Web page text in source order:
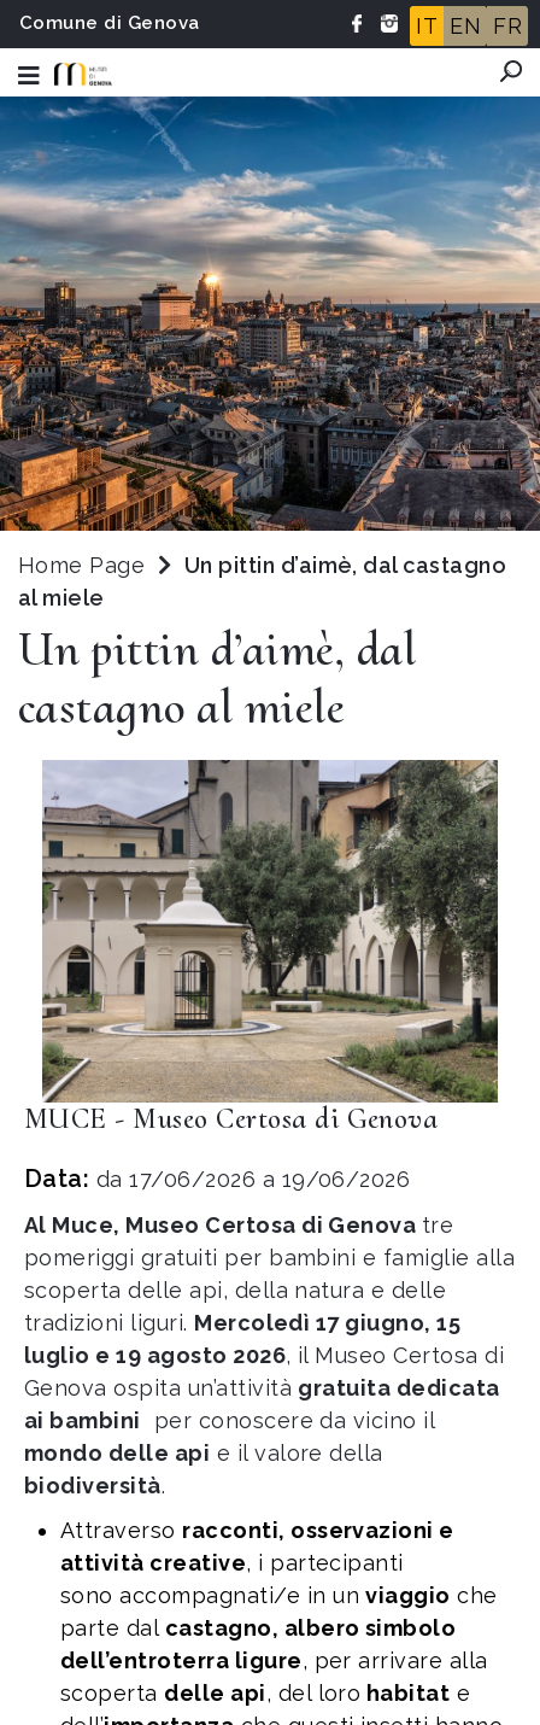
Comune di Genova IT EN FR
Home Page
Un pittin d’aimè, dal castagno
al miele
Un pittin d’aimè, dal
castagno al miele
MUCE - Museo Certosa di Genova
Data: da 17/06/2026 a 19/06/2026
Al Muce, Museo Certosa di Genova tre
pomeriggi gratuiti per bambini e famiglie alla
scoperta delle api, della natura e delle
tradizioni liguri. Mercoledì 17 giugno, 15
luglio e 19 agosto 2026, il Museo Certosa di
Genova ospita un’attività gratuita dedicata
ai bambini per conoscere da vicino il
mondo delle api e il valore della
biodiversità.
Attraverso racconti, osservazioni e
attività creative, i partecipanti
sono accompagnati/e in unviaggio che
parte dal castagno, albero simbolo
dell’entroterra ligure, per arrivare alla
scoperta delle api, del loro habitat e